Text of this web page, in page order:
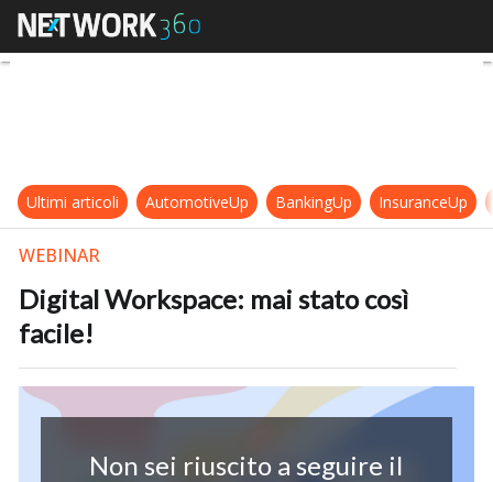
Digital Workspace: mai stato così
Ultimi articoli AutomotiveUp BankingUp InsuranceUp
WEBINAR
Digital Workspace: mai stato così
facile!
Non sei riuscito a seguire il